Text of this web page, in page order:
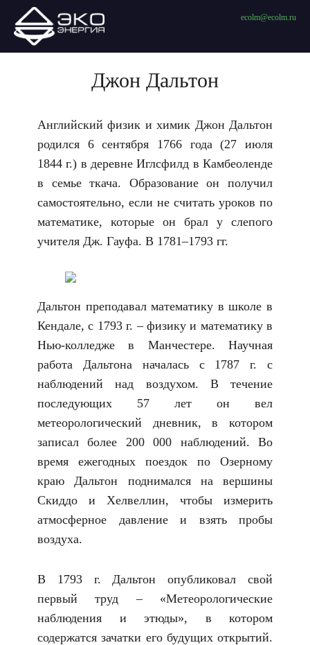
ecolm@ecolm.ru
Джон Дальтон
Английский физик и химик Джон Дальтон
родился 6 сентября 1766 года (27 июля
1844 г.) в деревне Иглсфилд в Камбеоленде
в семье ткача. Образование он получил
самостоятельно, если не считать уроков по
математике, которые он брал у слепого
учителя Дж. Гауфа. В 1781–1793 гг.
Дальтон преподавал математику в школе в
Кендале, с 1793 г. – физику и математику в
Нью-колледже в Манчестере. Научная
работа Дальтона началась с 1787 г. с
наблюдений над воздухом. В течение
последующих 57 лет он вел
метеорологический дневник, в котором
записал более 200 000 наблюдений. Во
время ежегодных поездок по Озерному
краю Дальтон поднимался на вершины
Скиддо и Хелвеллин, чтобы измерить
атмосферное давление и взять пробы
воздуха.
В 1793 г. Дальтон опубликовал свой
первый труд – «Метеорологические
наблюдения и этюды», в котором
содержатся зачатки его будущих открытий.